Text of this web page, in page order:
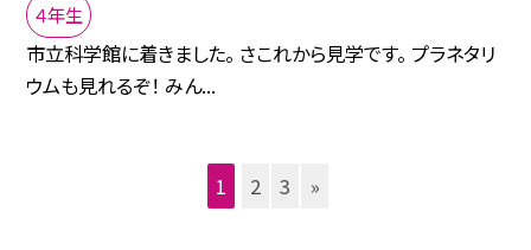
４年生
市立科学館に着きました。 さこれから見学です。 プラネタリ
ウムも見れるぞ！ みん...
1 2 3 »